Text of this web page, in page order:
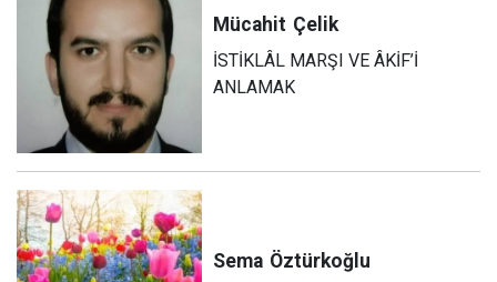
Mücahit Çelik
İSTİKLÂL MARŞI VE ÂKİF’İ
ANLAMAK
Sema Öztürkoğlu